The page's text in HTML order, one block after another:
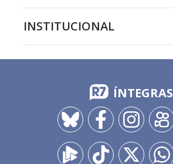
INSTITUCIONAL
ÍNTEGRAS